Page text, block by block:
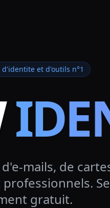
et d'outils n°1
mails, de
gratuit.